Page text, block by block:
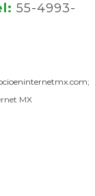
55-4993-
MX